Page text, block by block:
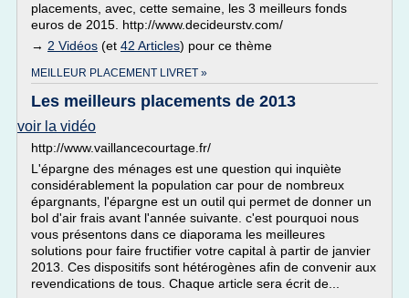
placements, avec, cette semaine, les 3 meilleurs fonds
euros de 2015. http://www.decideurstv.com/
→ 2 Vidéos (et 42 Articles) pour ce thème
MEILLEUR PLACEMENT LIVRET »
Les meilleurs placements de 2013
voir la vidéo
http://www.vaillancecourtage.fr/
L'épargne des ménages est une question qui inquiète
considérablement la population car pour de nombreux
épargnants, l'épargne est un outil qui permet de donner un
bol d'air frais avant l'année suivante. c'est pourquoi nous
vous présentons dans ce diaporama les meilleures
solutions pour faire fructifier votre capital à partir de janvier
2013. Ces dispositifs sont hétérogènes afin de convenir aux
revendications de tous. Chaque article sera écrit de...